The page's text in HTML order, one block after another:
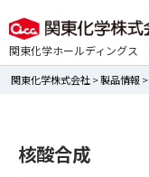
関東化学ホールディングス
関東化学株式会社>製品情報>
核酸合成